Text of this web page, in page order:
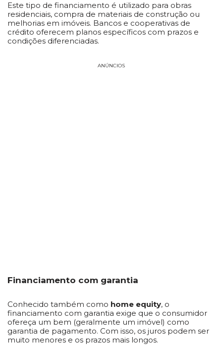
Este tipo de financiamento é utilizado para obras
residenciais, compra de materiais de construção ou
melhorias em imóveis. Bancos e cooperativas de
crédito oferecem planos específicos com prazos e
condições diferenciadas.
ANÚNCIOS
Financiamento com garantia
Conhecido também como home equity, o
financiamento com garantia exige que o consumidor
ofereça um bem (geralmente um imóvel) como
garantia de pagamento. Com isso, os juros podem ser
muito menores e os prazos mais longos.